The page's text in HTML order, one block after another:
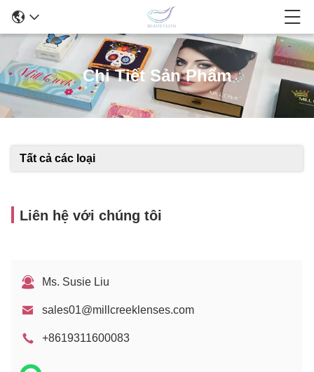
Chi Tiết Sản Phẩm
Tất cả các loại
Liên hệ với chúng tôi
Ms. Susie Liu
sales01@millcreeklenses.com
+8619311600083